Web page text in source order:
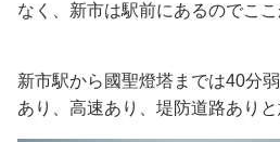
なく、新市は駅前にあるのでここ
新市駅から國聖燈塔までは40分
あり、高速あり、堤防道路あり